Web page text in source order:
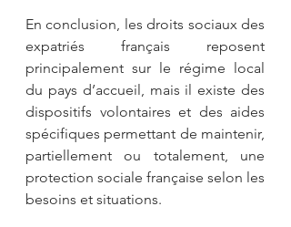
En conclusion, les droits sociaux des
expatriés français reposent
principalement sur le régime local
du pays d’accueil, mais il existe des
dispositifs volontaires et des aides
spécifiques permettant de maintenir,
partiellement ou totalement, une
protection sociale française selon les
besoins et situations.